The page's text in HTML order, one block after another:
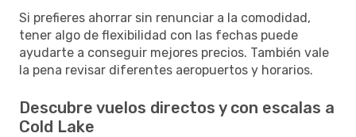
Si prefieres ahorrar sin renunciar a la comodidad,
tener algo de flexibilidad con las fechas puede
ayudarte a conseguir mejores precios. También vale
la pena revisar diferentes aeropuertos y horarios.
Descubre vuelos directos y con escalas a
Cold Lake